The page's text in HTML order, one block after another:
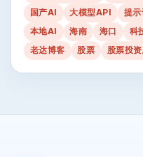
国产AI
大模型API 提示
本地AI
海南 海口 科
老达博客
股票 股票投